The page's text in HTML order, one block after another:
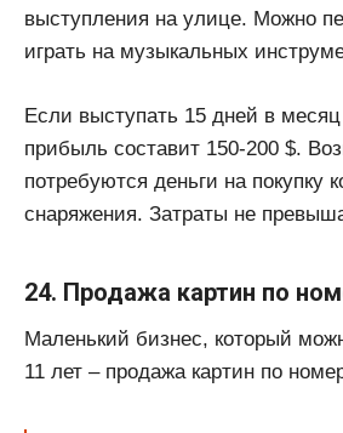
выступления на улице. Можно
играть на музыкальных
Если выступать 15 дней в месяц
прибыль составит 150-200 $.
потребуются деньги на покупку
снаряжения. Затраты не
24. Продажа картин по
Маленький бизнес, который
11 лет – продажа картин по